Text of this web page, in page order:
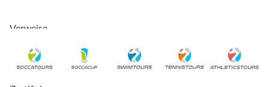
Verweise